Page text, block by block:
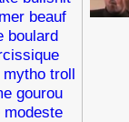
beauf
boulard
mytho troll
gourou
modeste